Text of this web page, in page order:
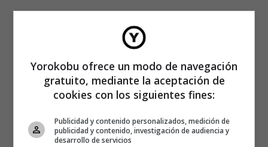
Yorokobu ofrece un modo de navegación
gratuito, mediante la aceptación de
cookies con los siguientes fines:
Publicidad y contenido personalizados, medición de
publicidad y contenido, investigación de audiencia y
desarrollo de servicios